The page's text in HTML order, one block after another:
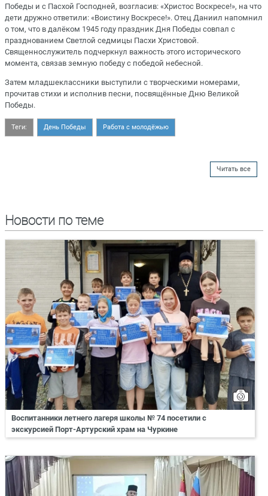
Победы и с Пасхой Господней, возгласив: «Христос Воскресе!», на что
дети дружно ответили: «Воистину Воскресе!». Отец Даниил напомнил
о том, что в далёком 1945 году праздник Дня Победы совпал с
празднованием Светлой седмицы Пасхи Христовой.
Священнослужитель подчеркнул важность этого исторического
момента, связав земную победу с победой небесной.
Затем младшеклассники выступили с творческими номерами,
прочитав стихи и исполнив песни, посвящённые Дню Великой
Победы.
Теги: День Победы Работа с молодёжью
Читать все
Новости по теме
Воспитанники летнего лагеря школы № 74 посетили с
экскурсией Порт-Артурский храм на Чуркине